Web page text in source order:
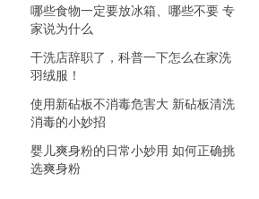
哪些食物一定要放冰箱、哪些不要 专
家说为什么
干洗店辞职了，科普一下怎么在家洗
羽绒服！
使用新砧板不消毒危害大 新砧板清洗
消毒的小妙招
婴儿爽身粉的日常小妙用 如何正确挑
选爽身粉